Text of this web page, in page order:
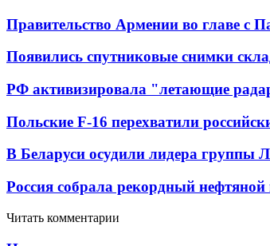
Правительство Армении во главе с
Появились спутниковые снимки
РФ активизировала "летающие
Польские F-16 перехватили
В Беларуси осудили лидера группы
Россия собрала рекордный
Читать комментарии